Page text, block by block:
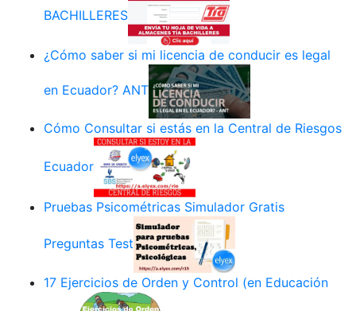
BACHILLERES
¿Cómo saber si mi licencia de conducir es legal
en Ecuador? ANT
Cómo Consultar si estás en la Central de Riesgos
Ecuador
Pruebas Psicométricas Simulador Gratis
Preguntas Test
17 Ejercicios de Orden y Control (en Educación